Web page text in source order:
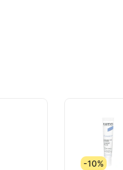
22 606 127
-10%